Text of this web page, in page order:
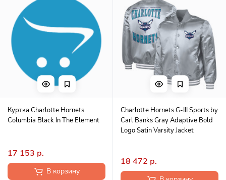
Куртка Charlotte Hornets
Columbia Black In The Element
17 153 р.
В корзину
Charlotte Hornets G-III Sports by
Carl Banks Gray Adaptive Bold
Logo Satin Varsity Jacket
18 472 р.